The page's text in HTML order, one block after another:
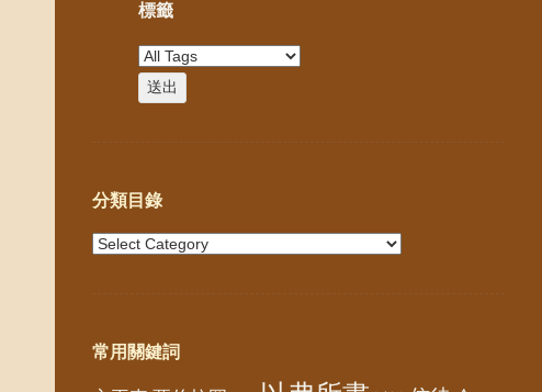
標籤
分類目錄
常用關鍵詞